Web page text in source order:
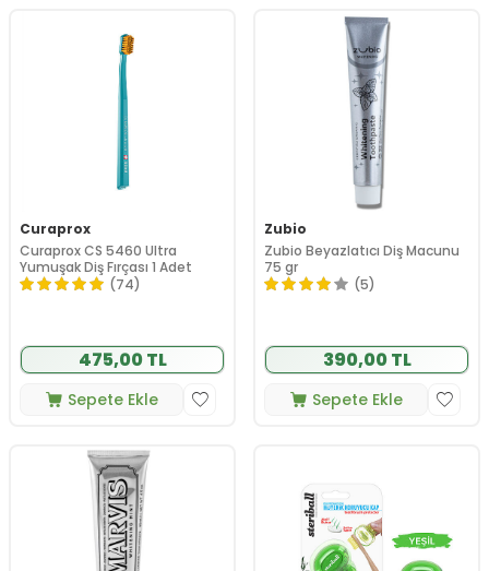
Curaprox
Curaprox CS 5460 Ultra
Yumuşak Diş Fırçası 1 Adet
(74)
475,00 TL
Sepete Ekle
Zubio
Zubio Beyazlatıcı Diş Macunu
75 gr
(5)
390,00 TL
Sepete Ekle